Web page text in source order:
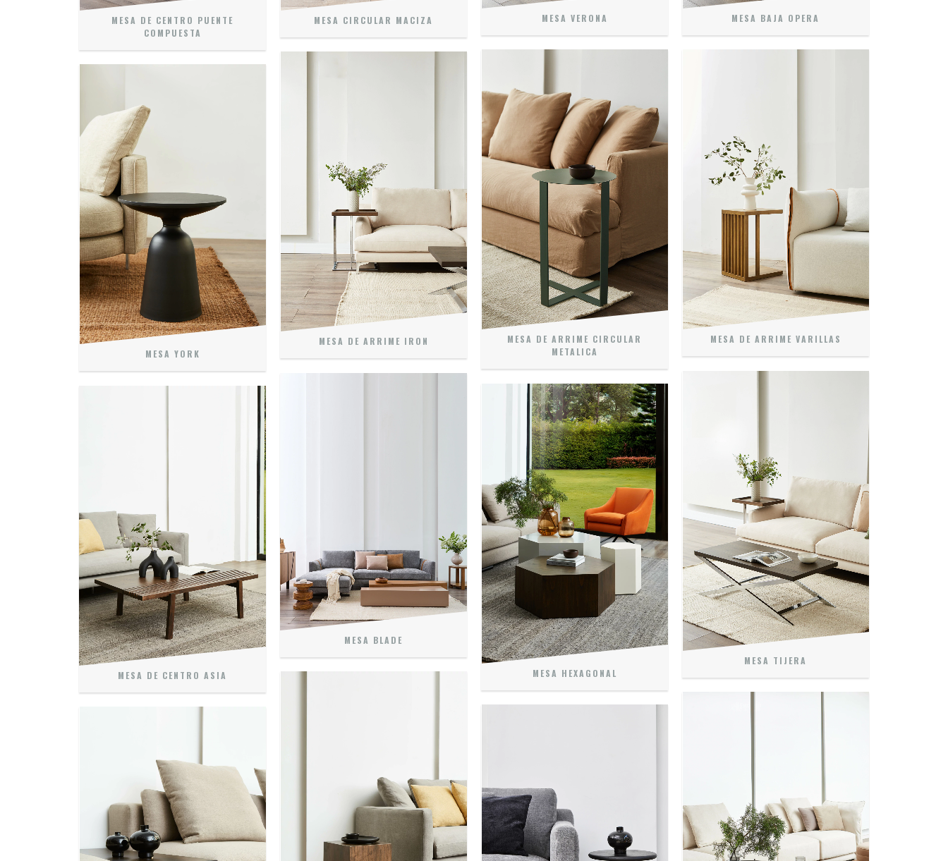
MESA DE CENTRO PUENTE
COMPUESTA
MESA CIRCULAR MACIZA MESA VERONA MESA BAJA OPERA
MESA YORK
MESA DE ARRIME IRON
MESA DE ARRIME CIRCULAR
METALICA
MESA DE ARRIME VARILLAS
MESA DE CENTRO ASIA
MESA BLADE
MESA HEXAGONAL
MESA TIJERA